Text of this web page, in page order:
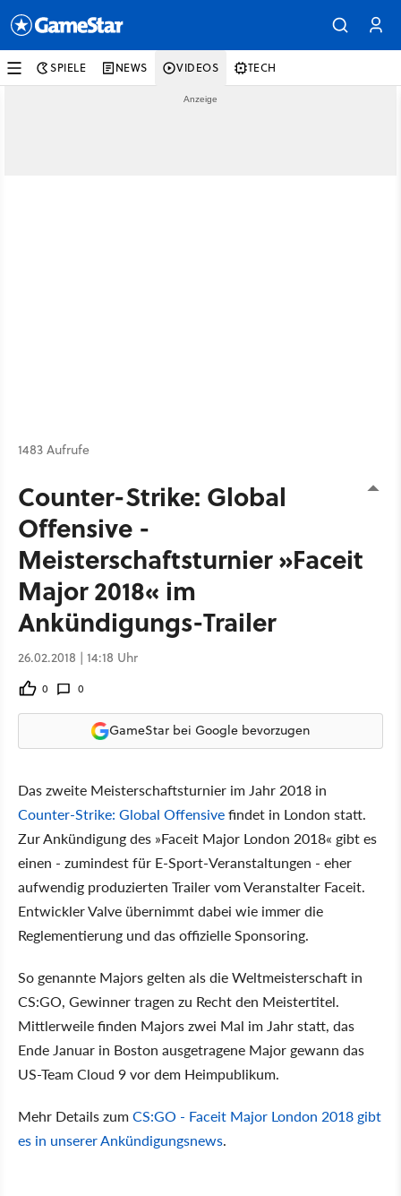
SPIELE NEWS VIDEOS TECH
1483 Aufrufe
Counter-Strike: Global
Offensive -
Meisterschaftsturnier »Faceit
Major 2018« im
Ankündigungs-Trailer
26.02.2018 | 14:18 Uhr
0 0
GameStar bei Google bevorzugen
Das zweite Meisterschaftsturnier im Jahr 2018 in
Counter-Strike: Global Offensivefindet in London statt.
Zur Ankündigung des »Faceit Major London 2018« gibt es
einen - zumindest für E-Sport-Veranstaltungen - eher
aufwendig produzierten Trailer vom Veranstalter Faceit.
Entwickler Valve übernimmt dabei wie immer die
Reglementierung und das offizielle Sponsoring.
So genannte Majors gelten als die Weltmeisterschaft in
CS:GO, Gewinner tragen zu Recht den Meistertitel.
Mittlerweile finden Majors zwei Mal im Jahr statt, das
Ende Januar in Boston ausgetragene Major gewann das
US-Team Cloud 9 vor dem Heimpublikum.
Mehr Details zumCS:GO - Faceit Major London 2018 gibt
es in unserer Ankündigungsnews.